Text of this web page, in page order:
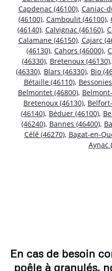
Capdenac (46100), Caniac-
(46100), Camboulit (46100),
(46140), Calvignac (46160),
Calamane (46150), Cajarc
(46130), Cahors (46000),
(46330), Bretenoux (46130),
(46330), Blars (46330), Bio
Bétaille (46110),
Belmontet (46800),
Bretenoux (46130),
(46140), Béduer (46100),
(46240), Bannes (46400),
Célé (46270), Bagat-en-
Aynac
En cas de besoin
poêle à granulés,